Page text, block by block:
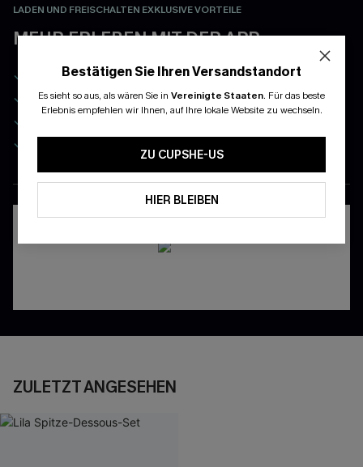
LADEN UND FREISCHALTEN EXKLUSIVE VORTEILE
MEHR ERLEBEN MIT DER APP
-10% ohne MBW auf Ihre erste Bestellung
Exklusiv: Ihr monatlicher Mitgliedertag
App-Exklusive Preise
APP HOLEN & PROFITIEREN
ZULETZT ANGESEHEN
Bestätigen Sie Ihren Versandstandort
Es sieht so aus, als wären Sie in Vereinigte Staaten. Für das beste
Erlebnis empfehlen wir Ihnen, auf Ihre lokale Website zu wechseln.
ZU CUPSHE-US
HIER BLEIBEN